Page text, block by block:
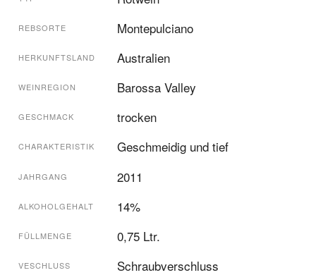
REBSORTE Montepulciano
HERKUNFTSLAND Australien
WEINREGION Barossa Valley
GESCHMACK trocken
CHARAKTERISTIK Geschmeidig und tief
JAHRGANG 2011
ALKOHOLGEHALT 14%
FÜLLMENGE 0,75 Ltr.
VESCHLUSS Schraubverschluss